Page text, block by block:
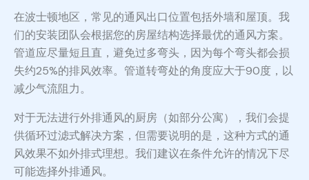
在波士顿地区，常见的通风出口位置包括外墙和屋顶。我
们的安装团队会根据您的房屋结构选择最优的通风方案。
管道应尽量短且直，避免过多弯头，因为每个弯头都会损
失约25%的排风效率。管道转弯处的角度应大于90度，以
减少气流阻力。
对于无法进行外排通风的厨房（如部分公寓），我们会提
供循环过滤式解决方案，但需要说明的是，这种方式的通
风效果不如外排式理想。我们建议在条件允许的情况下尽
可能选择外排通风。